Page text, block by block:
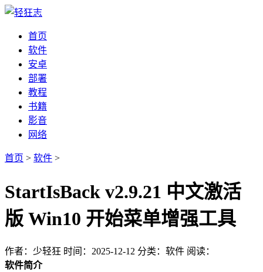
首页
软件
安卓
部署
教程
书籍
影音
网络
首页 > 软件 >
StartIsBack v2.9.21 中文激活
版 Win10 开始菜单增强工具
作者：少轻狂 时间：2025-12-12 分类：软件 阅读：
软件简介